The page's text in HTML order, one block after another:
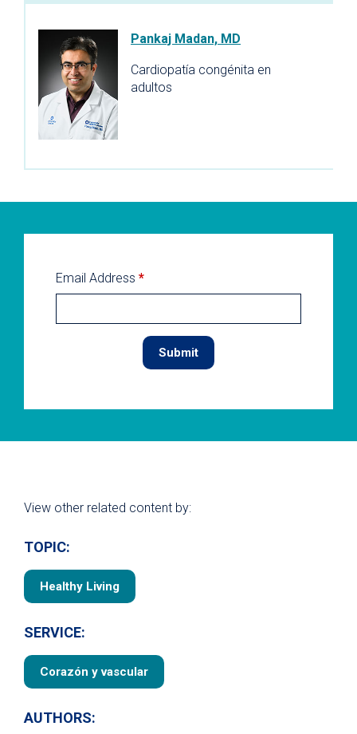
Pankaj Madan, MD
Cardiopatía congénita en
adultos
Email Address *
View other related content by:
TOPIC:
Healthy Living
SERVICE:
Corazón y vascular
AUTHORS: